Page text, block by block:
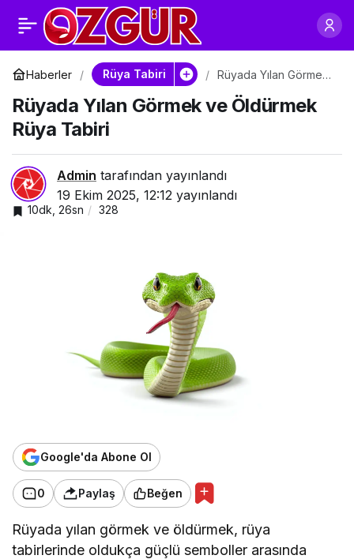
Haberler Rüya Tabiri
Rüyada Yılan Görmek
Tabiri
Rüyada Yılan Görmek ve Öldürmek
Rüya Tabiri
Admin tarafından yayınlandı
19 Ekim 2025, 12:12 yayınlandı
10dk, 26sn 328
Google'da Abone Ol
0 Paylaş Beğen
Rüyada yılan görmek ve öldürmek, rüya
tabirlerinde oldukça güçlü semboller arasında
Rüyada Sahte Yılan
Görmek Ne Anlama
Gelir?
Paylaş